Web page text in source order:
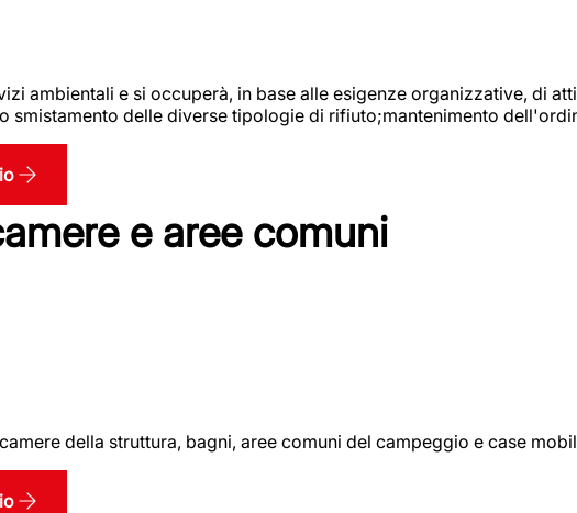
ambientali e si occuperà, in base alle esigenze organizzative, di
delle diverse tipologie di rifiuto;mantenimento
e aree comuni
della struttura, bagni, aree comuni del campeggio e case